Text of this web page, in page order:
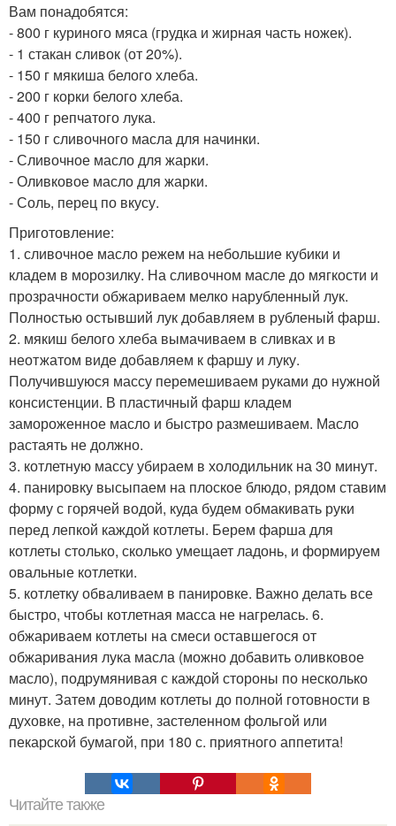
Вам понадобятся:
- 800 г куриного мяса (грудка и жирная часть ножек).
- 1 стакан сливок (от 20%).
- 150 г мякиша белого хлеба.
- 200 г корки белого хлеба.
- 400 г репчатого лука.
- 150 г сливочного масла для начинки.
- Сливочное масло для жарки.
- Оливковое масло для жарки.
- Соль, перец по вкусу.
Приготовление:
1. сливочное масло режем на небольшие кубики и
кладем в морозилку. На сливочном масле до мягкости и
прозрачности обжариваем мелко нарубленный лук.
Полностью остывший лук добавляем в рубленый фарш.
2. мякиш белого хлеба вымачиваем в сливках и в
неотжатом виде добавляем к фаршу и луку.
Получившуюся массу перемешиваем руками до нужной
консистенции. В пластичный фарш кладем
замороженное масло и быстро размешиваем. Масло
растаять не должно.
3. котлетную массу убираем в холодильник на 30 минут.
4. панировку высыпаем на плоское блюдо, рядом ставим
форму с горячей водой, куда будем обмакивать руки
перед лепкой каждой котлеты. Берем фарша для
котлеты столько, сколько умещает ладонь, и формируем
овальные котлетки.
5. котлетку обваливаем в панировке. Важно делать все
быстро, чтобы котлетная масса не нагрелась. 6.
обжариваем котлеты на смеси оставшегося от
обжаривания лука масла (можно добавить оливковое
масло), подрумянивая с каждой стороны по несколько
минут. Затем доводим котлеты до полной готовности в
духовке, на противне, застеленном фольгой или
пекарской бумагой, при 180 с. приятного аппетита!
Читайте также